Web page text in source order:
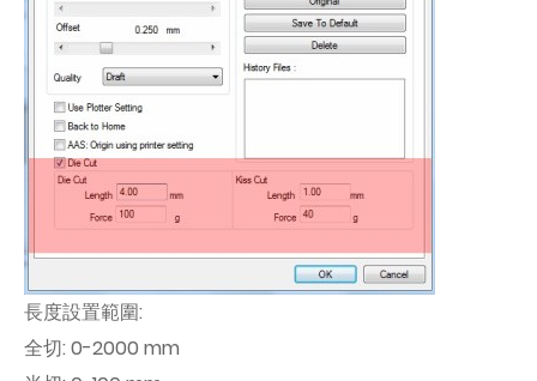
長度設置範圍:
全切: 0-2000 mm